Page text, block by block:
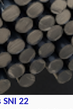
22